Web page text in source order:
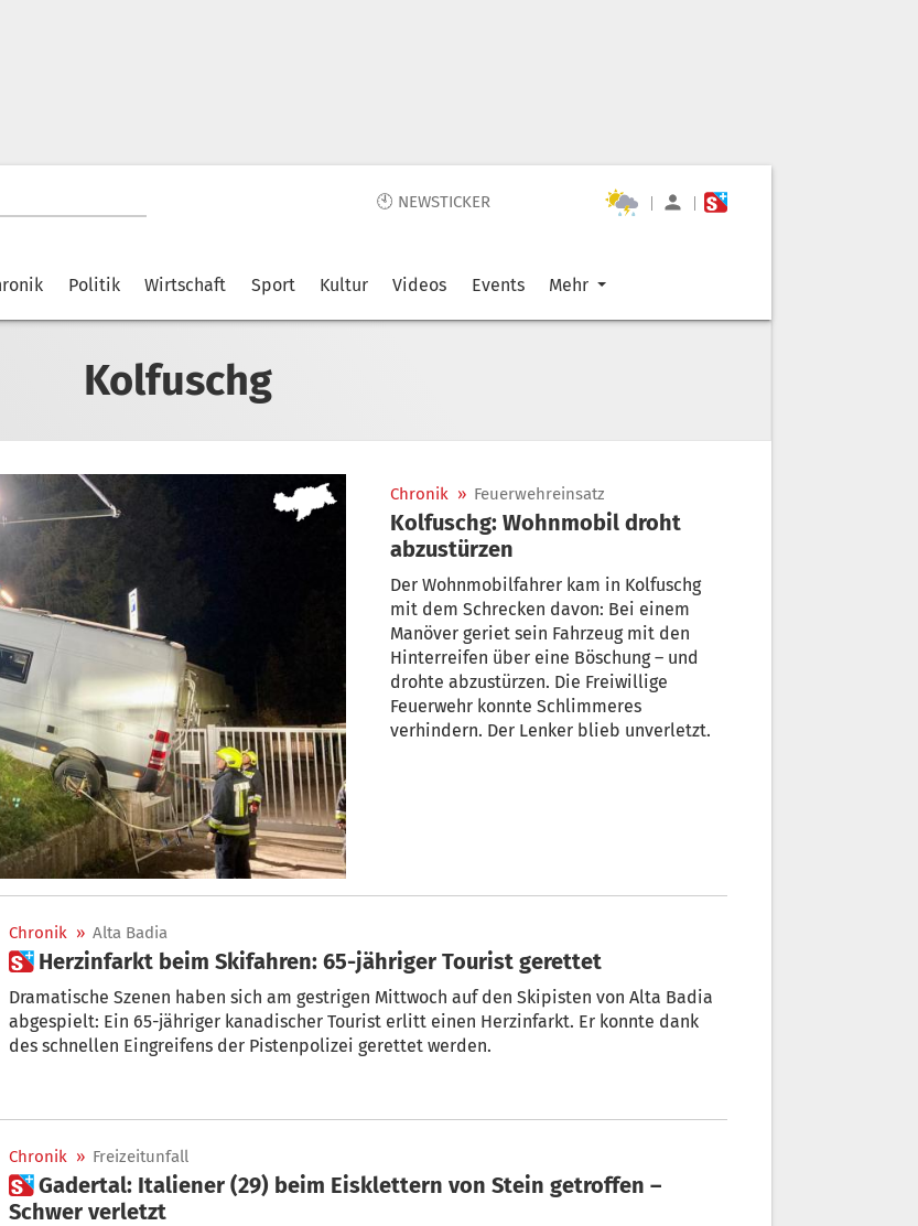
🕙 NEWSTICKER | |
Politik Wirtschaft Sport Kultur Videos Events Mehr
Kolfuschg
Chronik » Feuerwehreinsatz
Kolfuschg: Wohnmobil droht
abzustürzen
Der Wohnmobilfahrer kam in Kolfuschg
mit dem Schrecken davon: Bei einem
Manöver geriet sein Fahrzeug mit den
Hinterreifen über eine Böschung – und
drohte abzustürzen. Die Freiwillige
Feuerwehr konnte Schlimmeres
verhindern. Der Lenker blieb unverletzt.
Chronik » Alta Badia
 Herzinfarkt beim Skifahren: 65-jähriger Tourist gerettet
Dramatische Szenen haben sich am gestrigen Mittwoch auf den Skipisten von Alta Badia
abgespielt: Ein 65-jähriger kanadischer Tourist erlitt einen Herzinfarkt. Er konnte dank
des schnellen Eingreifens der Pistenpolizei gerettet werden.
Chronik » Freizeitunfall
 Gadertal: Italiener (29) beim Eisklettern von Stein getroffen –
Schwer verletzt